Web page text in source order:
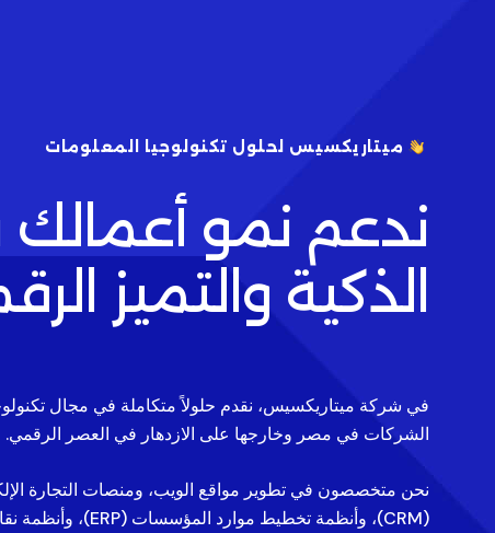
ميتاريكسيس لحلول تكنولوجيا المعلومات
ندعم نمو أعمالك
الذكية والتميز
في شركة ميتاريكسيس، نقدم حلولاً متكاملة في مجال
الشركات في مصر وخارجها على الازدهار في العصر الرقمي.
نحن متخصصون في تطوير مواقع الويب، ومنصات التجارة